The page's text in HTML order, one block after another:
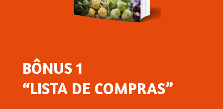
BÔNUS 1
“LISTA DE COMPRAS”